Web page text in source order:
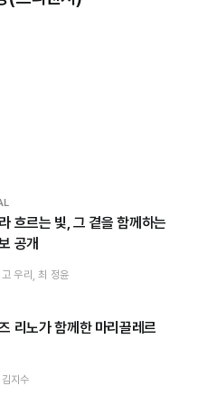
흐르는 빛, 그 곁을 함께하는
공개
우리, 최 정윤
리노가 함께한 마리끌레르
지수